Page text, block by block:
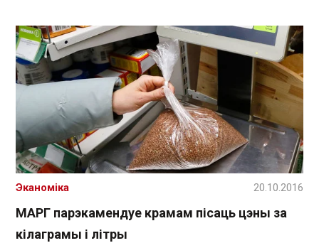
МАРГ парэкамендуе крамам пісаць цэны за
кілаграмы і літры
Эканоміка 20.10.2016